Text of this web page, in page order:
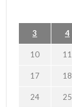
3 4
10 11
17 18
24 25